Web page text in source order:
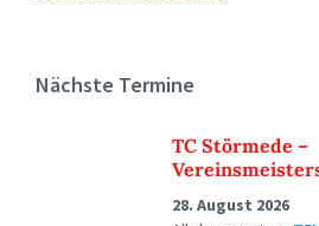
Nächste Termine
TC Störmede –
28. August 2026